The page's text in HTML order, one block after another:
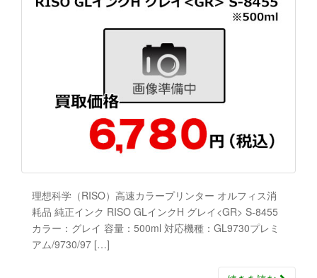
理想科学（RISO）高速カラープリンター オルフィス消
耗品 純正インク RISO GLインクH グレイ<GR> S-8455
カラー：グレイ 容量：500ml 対応機種：GL9730プレミ
アム/9730/97 […]